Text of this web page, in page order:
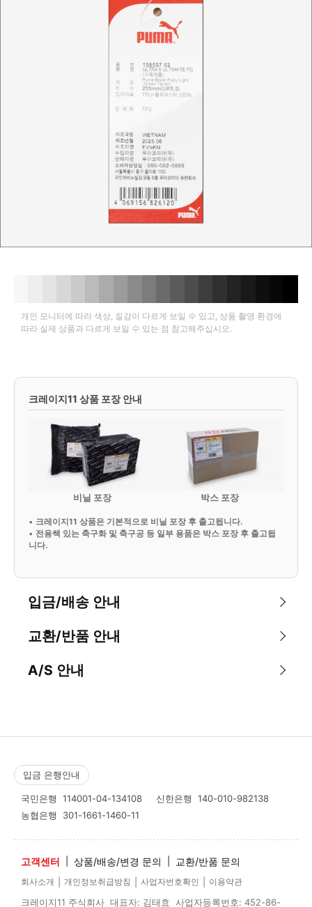
개인 모니터에 따라 색상, 질감이 다르게 보일 수 있고, 상품 촬영 환경에
따라 실제 상품과 다르게 보일 수 있는 점 참고해주십시오.
크레이지11 상품 포장 안내
비닐 포장 박스 포장
• 크레이지11 상품은 기본적으로 비닐 포장 후 출고됩니다.
• 전용쌕 있는 축구화 및 축구공 등 일부 용품은 박스 포장 후 출고됩
니다.
입금/배송 안내
교환/반품 안내
A/S 안내
입금 은행안내
국민은행 114001-04-134108 신한은행 140-010-982138
농협은행 301-1661-1460-11
고객센터 상품/배송/변경 문의 교환/반품 문의
회사소개 개인정보취급방침 사업자번호확인 이용약관
크레이지11 주식회사 대표자: 김태효 사업자등록번호: 452-86-